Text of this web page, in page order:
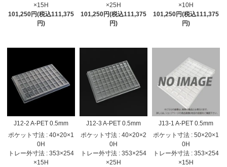
×15H
101,250円(税込111,375
円)
×25H
101,250円(税込111,375
円)
×10H
101,250円(税込111,375
円)
J12-2 A-PET 0.5mm
ポケット寸法 : 40×20×1
0H
トレー外寸法 : 353×254
×15H
J12-3 A-PET 0.5mm
ポケット寸法 : 40×20×2
0H
トレー外寸法 : 353×254
×25H
J13-1 A-PET 0.5mm
ポケット寸法 : 50×20×1
0H
トレー外寸法 : 353×254
×15H